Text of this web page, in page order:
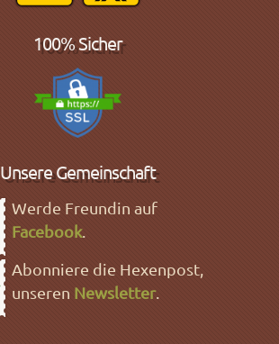
100% Sicher
Unsere Gemeinschaft
Werde Freundin auf
Facebook.
Abonniere die Hexenpost,
unseren Newsletter.